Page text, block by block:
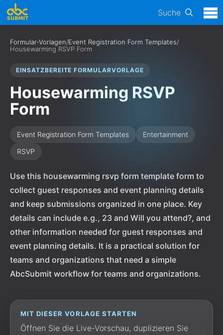
Suche
Formular-Vorlagen/Event Registration Form Templates/
Housewarming RSVP Form
EINSATZBEREITE FORMULARVORLAGE
Housewarming RSVP
Form
Event Registration Form Templates
Entertainment
RSVP
Use this housewarming rsvp form template form to
collect guest responses and event planning details
and keep submissions organized in one place. Key
details can include e.g., 23 and Will you attend?, and
other information needed for guest responses and
event planning details. It is a practical solution for
teams and organizations that need a simple
AbcSubmit workflow for teams and organizations.
MIT DIESER VORLAGE STARTEN
Öffnen Sie die Live-Vorschau, duplizieren Sie